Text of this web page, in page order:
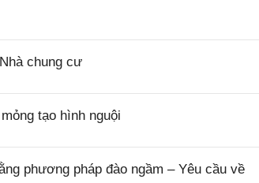
chung cư
tạo hình nguội
phương pháp đào ngầm – Yêu cầu về